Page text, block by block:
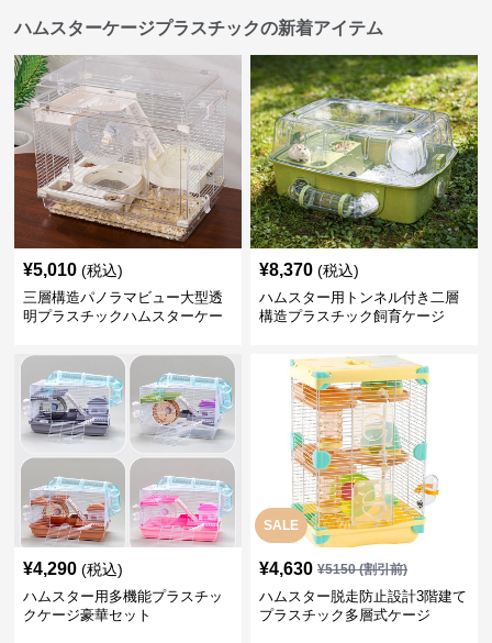
ハムスターケージプラスチックの新着アイテム
¥5,010 (税込)
三層構造パノラマビュー大型透
明プラスチックハムスターケー
¥8,370 (税込)
ハムスター用トンネル付き二層
構造プラスチック飼育ケージ
¥4,290 (税込)
ハムスター用多機能プラスチッ
クケージ豪華セット
SALE
¥4,630 ¥5150(割引前)
ハムスター脱走防止設計3階建て
プラスチック多層式ケージ